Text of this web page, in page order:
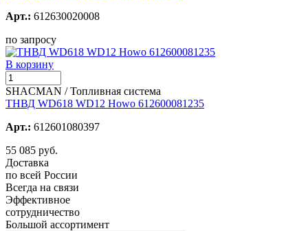
Арт.: 612630020008
по запросу
В корзину
SHACMAN / Топливная система
ТНВД WD618 WD12 Howo 612600081235
Арт.: 612601080397
55 085 руб.
Доставка
по всей России
Всегда на связи
Эффективное
сотрудничество
Большой ассортимент